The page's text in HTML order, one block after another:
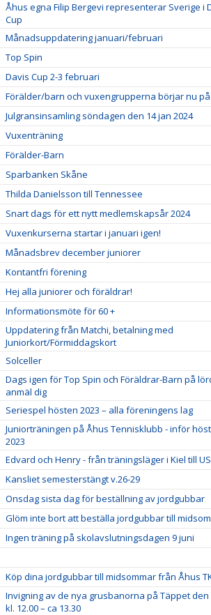
Åhus egna Filip Bergevi representerar Sverige i
Cup
Månadsuppdatering januari/februari
Top Spin
Davis Cup 2-3 februari
Förälder/barn och vuxengrupperna börjar nu
Julgransinsamling söndagen den 14 jan 2024
Vuxenträning
Förälder-Barn
Sparbanken Skåne
Thilda Danielsson till Tennessee
Snart dags för ett nytt medlemskapsår 2024
Vuxenkurserna startar i januari igen!
Månadsbrev december juniorer
Kontantfri förening
Hej alla juniorer och föräldrar!
Informationsmöte för 60 +
Uppdatering från Matchi, betalning med
Juniorkort/Förmiddagskort
Solceller
Dags igen för Top Spin och Föräldrar-Barn på
anmäl dig
Seriespel hösten 2023 – alla föreningens lag
Juniorträningen på Åhus Tennisklubb - inför
2023
Edvard och Henry - från träningsläger i Kiel till
Kansliet semesterstängt v.26-29
Onsdag sista dag för beställning av jordgubbar
Glöm inte bort att beställa jordgubbar till
Ingen träning på skolavslutningsdagen 9 juni
Köp dina jordgubbar till midsommar från Åhus
Invigning av de nya grusbanorna på Täppet den
kl. 12.00 – ca 13.30